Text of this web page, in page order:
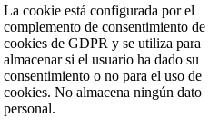
La cookie está configurada por el
complemento de consentimiento de
cookies de GDPR y se utiliza para
almacenar si el usuario ha dado su
consentimiento o no para el uso de
cookies. No almacena ningún dato
personal.